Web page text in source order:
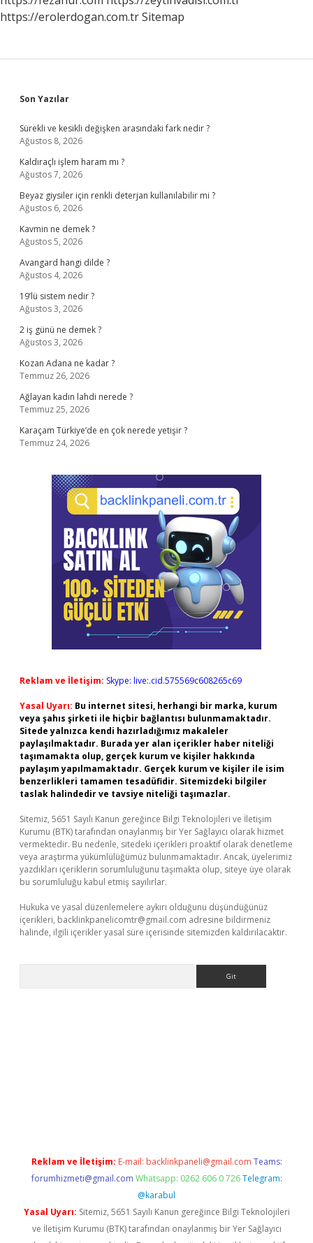
https://erolerdogan.com.trSitemap
Sidebar
Son Yazılar
Sürekli ve kesikli değişken arasındaki fark nedir ?
Ağustos 8, 2026
Kaldıraçlı işlem haram mı ?
Ağustos 7, 2026
Beyaz giysiler için renkli deterjan kullanılabilir mi ?
Ağustos 6, 2026
Kavmin ne demek ?
Ağustos 5, 2026
Avangard hangi dilde ?
Ağustos 4, 2026
19’lü sistem nedir ?
Ağustos 3, 2026
2 iş günü ne demek ?
Ağustos 3, 2026
Kozan Adana ne kadar ?
Temmuz 26, 2026
Ağlayan kadın lahdi nerede ?
Temmuz 25, 2026
Karaçam Türkiye’de en çok nerede yetişir ?
Temmuz 24, 2026
Reklam ve İletişim: Skype: live:.cid.575569c608265c69
Yasal Uyarı: Bu internet sitesi, herhangi bir marka, kurum
veya şahıs şirketi ile hiçbir bağlantısı bulunmamaktadır.
Sitede yalnızca kendi hazırladığımız makaleler
paylaşılmaktadır. Burada yer alan içerikler haber niteliği
taşımamakta olup, gerçek kurum ve kişiler hakkında
paylaşım yapılmamaktadır. Gerçek kurum ve kişiler ile isim
benzerlikleri tamamen tesadüfidir. Sitemizdeki bilgiler
taslak halindedir ve tavsiye niteliği taşımazlar.
Sitemiz, 5651 Sayılı Kanun gereğince Bilgi Teknolojileri ve İletişim
Kurumu (BTK) tarafından onaylanmış bir Yer Sağlayıcı olarak hizmet
vermektedir. Bu nedenle, sitedeki içerikleri proaktif olarak denetleme
veya araştırma yükümlülüğümüz bulunmamaktadır. Ancak, üyelerimiz
yazdıkları içeriklerin sorumluluğunu taşımakta olup, siteye üye olarak
bu sorumluluğu kabul etmiş sayılırlar.
Hukuka ve yasal düzenlemelere aykırı olduğunu düşündüğünüz
içerikleri, backlinkpanelicomtr@gmail.com adresine bildirmeniz
halinde, ilgili içerikler yasal süre içerisinde sitemizden kaldırılacaktır.
Reklam ve İletişim: E-mail: backlinkpaneli@gmail.com Teams:
forumhizmeti@gmail.com Whatsapp: 0262 606 0 726 Telegram:
@karabul
Yasal Uyarı: Sitemiz, 5651 Sayılı Kanun gereğince Bilgi Teknolojileri
ve İletişim Kurumu (BTK) tarafından onaylanmış bir Yer Sağlayıcı